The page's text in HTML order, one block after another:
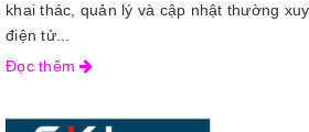
khai thác, quản lý và cập nhật thường
điện tử...
Đọc thêm